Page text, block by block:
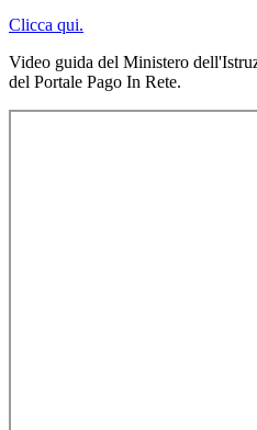
Clicca qui.
Video guida del Ministero
del Portale Pago In Rete.